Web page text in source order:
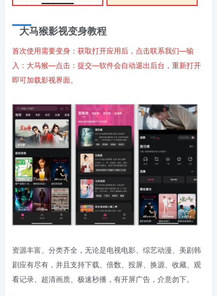
大马猴影视变身教程
首次使用需要变身：获取打开应用后，点击联系我们—输
入：大马猴—点击：提交—软件会自动退出后台，重新打开
即可加载影视界面。
资源丰富、分类齐全，无论是电视电影、综艺动漫、美剧韩
剧应有尽有，并且支持下载、倍数、投屏、换源、收藏、观
看记录、超清画质、极速秒播，有开屏广告，介意勿下。